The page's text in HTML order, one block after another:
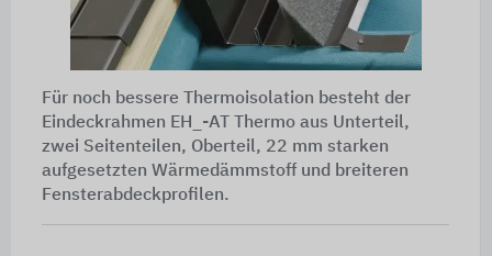
Für noch bessere Thermoisolation besteht der
Eindeckrahmen EH_-AT Thermo aus Unterteil,
zwei Seitenteilen, Oberteil, 22 mm starken
aufgesetzten Wärmedämmstoff und breiteren
Fensterabdeckprofilen.